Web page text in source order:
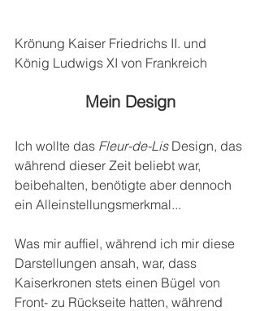
Krönung Kaiser Friedrichs II. und
König Ludwigs XI von Frankreich
Mein Design
Ich wollte das Fleur-de-Lis Design, das
während dieser Zeit beliebt war,
beibehalten, benötigte aber dennoch
ein Alleinstellungsmerkmal...
Was mir auffiel, während ich mir diese
Darstellungen ansah, war, dass
Kaiserkronen stets einen Bügel von
Front- zu Rückseite hatten, während